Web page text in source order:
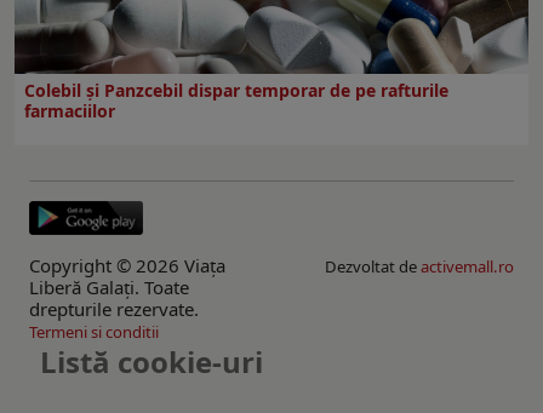
Colebil și Panzcebil dispar temporar de pe rafturile
farmaciilor
Copyright © 2026 Viaţa
Liberă Galaţi. Toate
drepturile rezervate.
Dezvoltat deactivemall.ro
Termeni si conditii
Listă cookie-uri